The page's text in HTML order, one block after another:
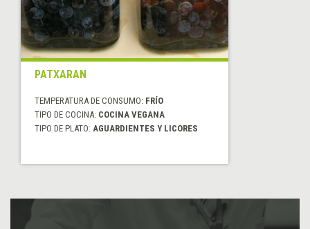
PATXARAN
TEMPERATURA DE CONSUMO: FRÍO
TIPO DE COCINA: COCINA VEGANA
TIPO DE PLATO: AGUARDIENTES Y LICORES